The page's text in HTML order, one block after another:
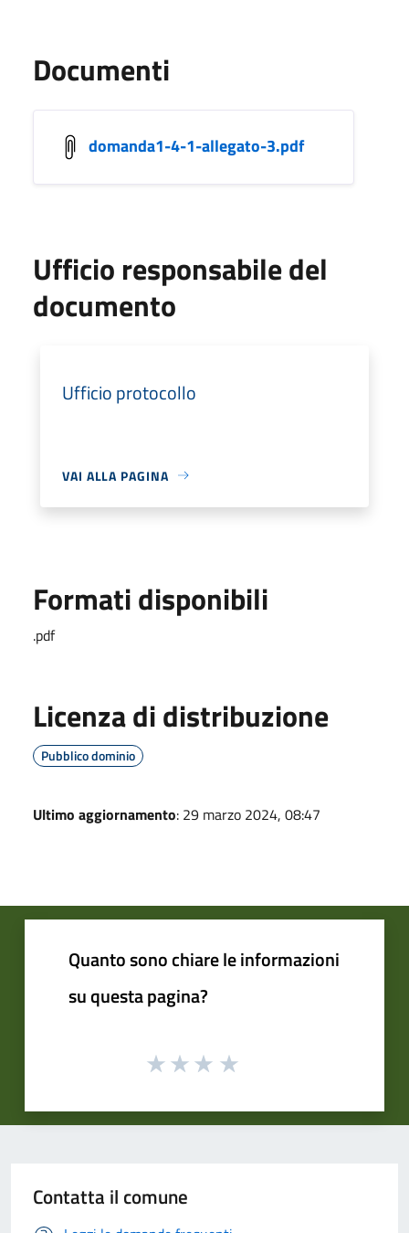
Documenti
domanda1-4-1-allegato-3.pdf
Ufficio responsabile del
documento
Ufficio protocollo
VAI ALLA PAGINA
Formati disponibili
.pdf
Licenza di distribuzione
Pubblico dominio
Ultimo aggiornamento: 29 marzo 2024, 08:47
Quanto sono chiare le informazioni
su questa pagina?
Contatta il comune